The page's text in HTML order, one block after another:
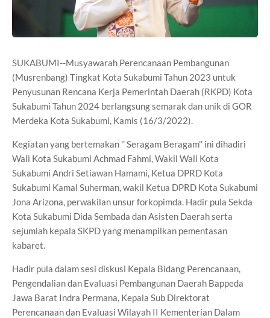
SUKABUMI--Musyawarah Perencanaan Pembangunan
(Musrenbang) Tingkat Kota Sukabumi Tahun 2023 untuk
Penyusunan Rencana Kerja Pemerintah Daerah (RKPD) Kota
Sukabumi Tahun 2024 berlangsung semarak dan unik di GOR
Merdeka Kota Sukabumi, Kamis (16/3/2022).
Kegiatan yang bertemakan '' Seragam Beragam'' ini dihadiri
Wali Kota Sukabumi Achmad Fahmi, Wakil Wali Kota
Sukabumi Andri Setiawan Hamami, Ketua DPRD Kota
Sukabumi Kamal Suherman, wakil Ketua DPRD Kota Sukabumi
Jona Arizona, perwakilan unsur forkopimda. Hadir pula Sekda
Kota Sukabumi Dida Sembada dan Asisten Daerah serta
sejumlah kepala SKPD yang menampilkan pementasan
kabaret.
Hadir pula dalam sesi diskusi Kepala Bidang Perencanaan,
Pengendalian dan Evaluasi Pembangunan Daerah Bappeda
Jawa Barat Indra Permana, Kepala Sub Direktorat
Perencanaan dan Evaluasi Wilayah II Kementerian Dalam